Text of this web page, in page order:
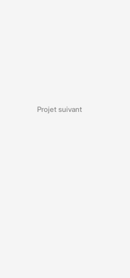
Projet suivant